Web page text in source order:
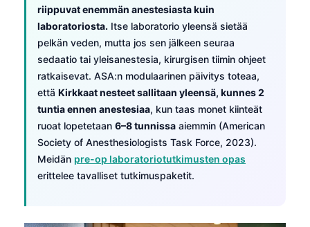
riippuvat enemmän anestesiasta kuin
laboratoriosta. Itse laboratorio yleensä sietää
pelkän veden, mutta jos sen jälkeen seuraa
sedaatio tai yleisanestesia, kirurgisen tiimin ohjeet
ratkaisevat. ASA:n modulaarinen päivitys toteaa,
että Kirkkaat nesteet sallitaan yleensä, kunnes 2
tuntia ennen anestesiaa, kun taas monet kiinteät
ruoat lopetetaan 6–8 tunnissa aiemmin (American
Society of Anesthesiologists Task Force, 2023).
Meidän pre-op laboratoriotutkimusten opas
erittelee tavalliset tutkimuspaketit.
Türkçe
Română
简体中文
فارسی
Български
Dansk
Nederlands
हिन्दी